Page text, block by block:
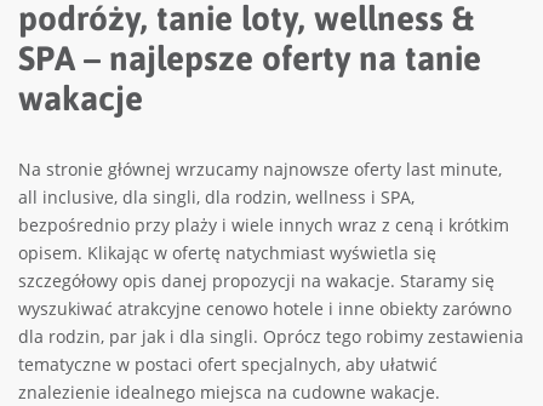
podróży, tanie loty, wellness &
SPA – najlepsze oferty na tanie
wakacje
Na stronie głównej wrzucamy najnowsze oferty last minute,
all inclusive, dla singli, dla rodzin, wellness i SPA,
bezpośrednio przy plaży i wiele innych wraz z ceną i krótkim
opisem. Klikając w ofertę natychmiast wyświetla się
szczegółowy opis danej propozycji na wakacje. Staramy się
wyszukiwać atrakcyjne cenowo hotele i inne obiekty zarówno
dla rodzin, par jak i dla singli. Oprócz tego robimy zestawienia
tematyczne w postaci ofert specjalnych, aby ułatwić
znalezienie idealnego miejsca na cudowne wakacje.